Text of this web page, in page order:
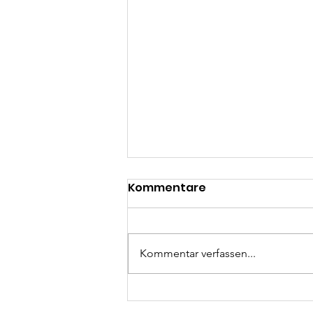
Indien hautnah erleben
Kommentare
Kommentar verfassen...